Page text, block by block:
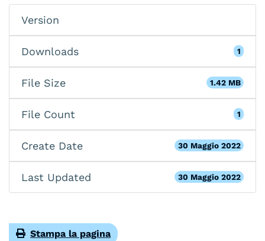
Version
Downloads 1
File Size 1.42 MB
File Count 1
Create Date 30 Maggio 2022
Last Updated 30 Maggio 2022
Stampa la pagina